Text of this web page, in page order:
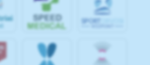
SPOR